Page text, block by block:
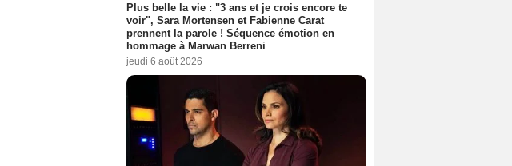
Plus belle la vie : "3 ans et je crois encore te
voir", Sara Mortensen et Fabienne Carat
prennent la parole ! Séquence émotion en
hommage à Marwan Berreni
jeudi 6 août 2026